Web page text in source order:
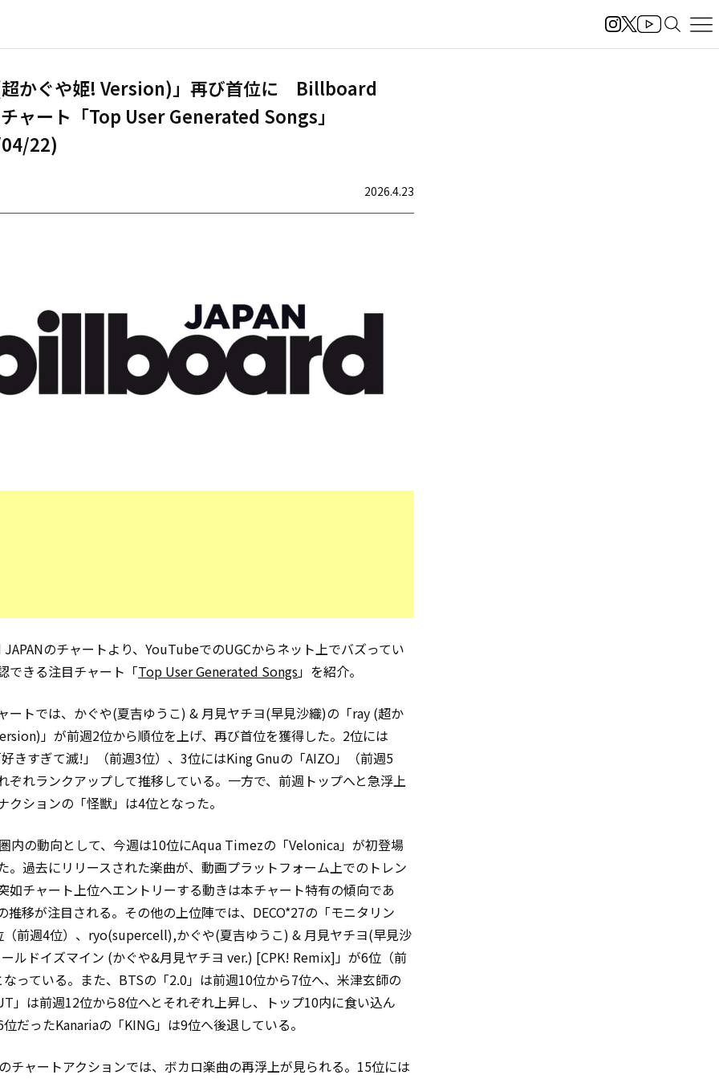
かぐや姫! Version)」再び首位に Billboard
ャート「Top User Generated Songs」
22)
2026.4.23
のチャートより、YouTubeでのUGCからネット上でバズってい
できる注目チャート「Top User Generated Songs」を紹介。
ートでは、かぐや(夏吉ゆうこ) & 月見ヤチヨ(早見沙織)の「ray (超か
」が前週2位から順位を上げ、再び首位を獲得した。2位には
きすぎて滅!」（前週3位）、3位にはKing Gnuの「AIZO」（前週5
ぞれランクアップして推移している。一方で、前週トップへと急浮上
クションの「怪獣」は4位となった。
内の動向として、今週は10位にAqua Timezの「Velonica」が初登場
。過去にリリースされた楽曲が、動画プラットフォーム上でのトレン
如チャート上位へエントリーする動きは本チャート特有の傾向であ
推移が注目される。その他の上位陣では、DECO*27の「モニタリン
（前週4位）、ryo(supercell),かぐや(夏吉ゆうこ) & 月見ヤチヨ(早見沙
ルドイズマイン (かぐや&月見ヤチヨ ver.) [CPK! Remix]」が6位（前
っている。また、BTSの「2.0」は前週10位から7位へ、米津玄師の
」は前週12位から8位へとそれぞれ上昇し、トップ10内に食い込ん
だったKanariaの「KING」は9位へ後退している。
チャートアクションでは、ボカロ楽曲の再浮上が見られる。15位には